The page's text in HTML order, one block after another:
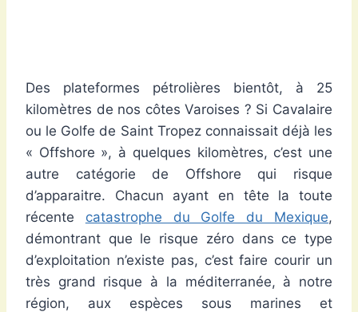
Des plateformes pétrolières bientôt, à 25
kilomètres de nos côtes Varoises ? Si Cavalaire
ou le Golfe de Saint Tropez connaissait déjà les
« Offshore », à quelques kilomètres, c’est une
autre catégorie de Offshore qui risque
d’apparaitre. Chacun ayant en tête la toute
récente catastrophe du Golfe du Mexique,
démontrant que le risque zéro dans ce type
d’exploitation n’existe pas, c’est faire courir un
très grand risque à la méditerranée, à notre
région, aux espèces sous marines et